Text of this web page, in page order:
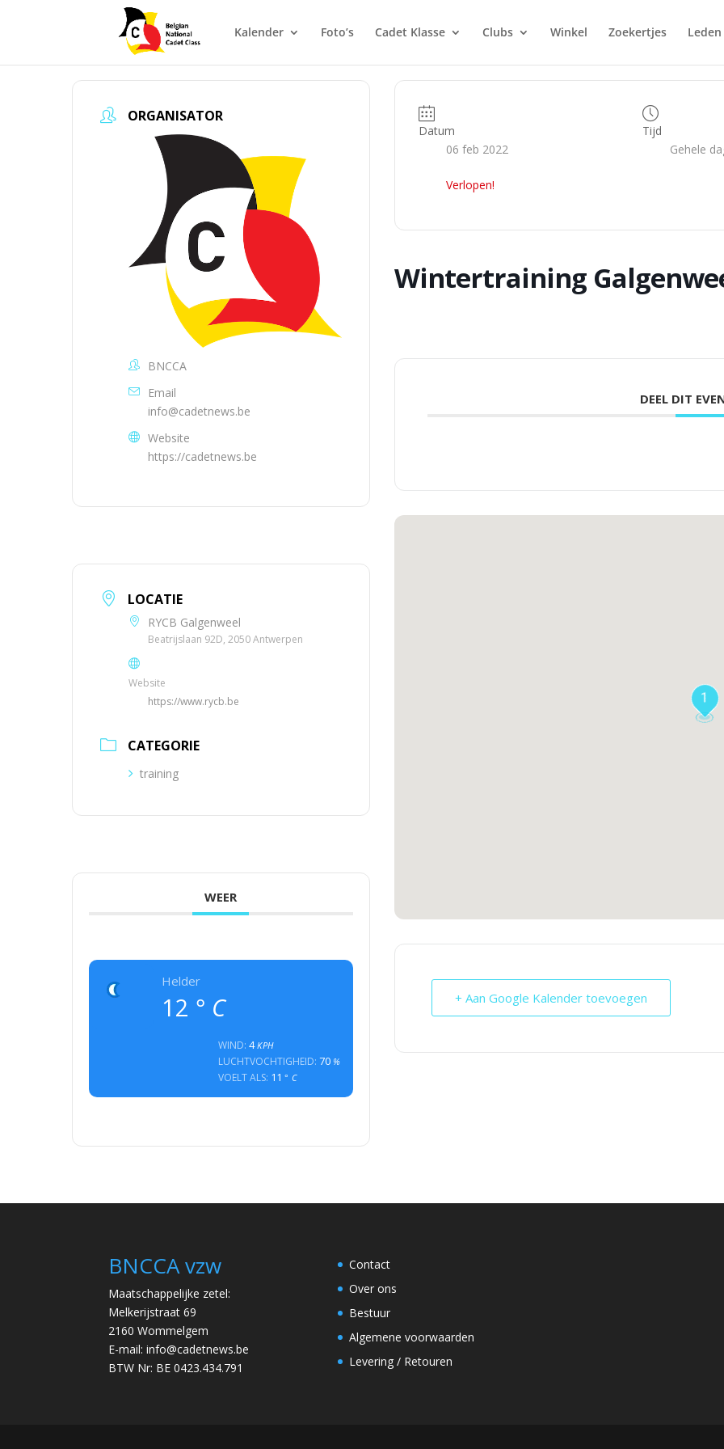
Kalender Foto’s Cadet Klasse Clubs Winkel Zoekertjes Leden
ORGANISATOR
BNCCA
Email
info@cadetnews.be
Website
https://cadetnews.be
LOCATIE
RYCB Galgenweel
Beatrijslaan 92D, 2050 Antwerpen
Website
https://www.rycb.be
CATEGORIE
training
WEER
Helder
12 ° C
WIND: 4KPH
LUCHTVOCHTIGHEID: 70%
VOELT ALS: 11 ° C
Datum
06 feb 2022
Verlopen!
Tijd
Gehele
Wintertraining
DEEL DIT
1
+ Aan Google Kalender toevoegen
BNCCA vzw
Maatschappelijke zetel:
Melkerijstraat 69
2160 Wommelgem
E-mail:info@cadetnews.be
BTW Nr: BE 0423.434.791
Contact
Over ons
Bestuur
Algemene voorwaarden
Levering / Retouren